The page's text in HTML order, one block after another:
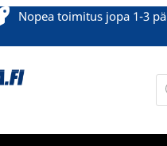
Nopea toimitus jopa 1-3